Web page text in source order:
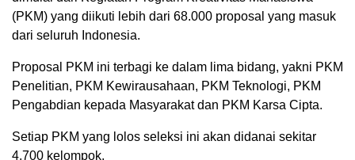
(PKM) yang diikuti lebih dari 68.000 proposal yang masuk
dari seluruh Indonesia.
Proposal PKM ini terbagi ke dalam lima bidang, yakni PKM
Penelitian, PKM Kewirausahaan, PKM Teknologi, PKM
Pengabdian kepada Masyarakat dan PKM Karsa Cipta.
Setiap PKM yang lolos seleksi ini akan didanai sekitar
4.700 kelompok.